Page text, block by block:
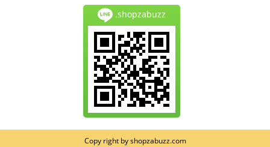
.shopzabuzz
Copy right by shopzabuzz.com